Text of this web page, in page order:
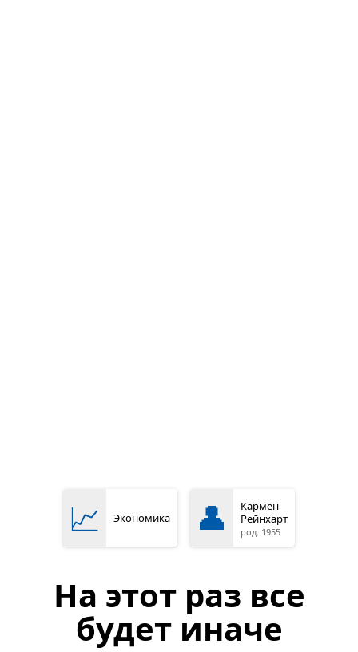
📈 Экономика 👤
Кармен
Рейнхарт
род. 1955
На этот раз все
будет иначе